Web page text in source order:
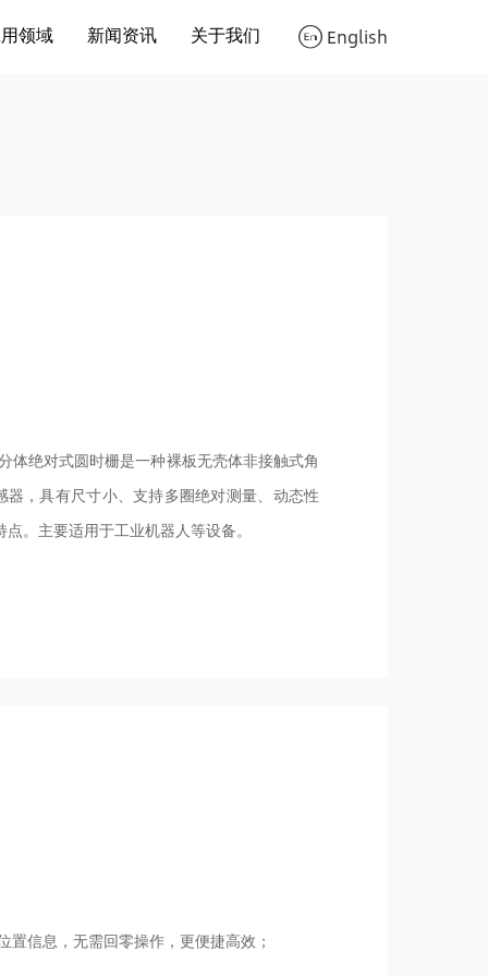
领域 新闻资讯 关于我们 English
体绝对式圆时栅是一种裸板无壳体非接触式角
器，具有尺寸小、支持多圈绝对测量、动态性
点。主要适用于工业机器人等设备。
置信息，无需回零操作，更便捷高效；